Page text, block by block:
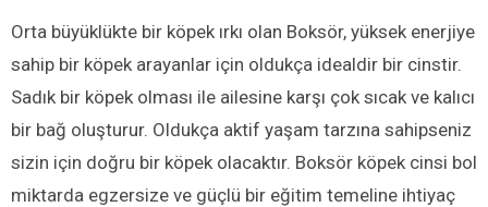
Orta büyüklükte bir köpek ırkı olan Boksör, yüksek enerjiye
sahip bir köpek arayanlar için oldukça idealdir bir cinstir.
Sadık bir köpek olması ile ailesine karşı çok sıcak ve kalıcı
bir bağ oluşturur. Oldukça aktif yaşam tarzına sahipseniz
sizin için doğru bir köpek olacaktır. Boksör köpek cinsi bol
miktarda egzersize ve güçlü bir eğitim temeline ihtiyaç